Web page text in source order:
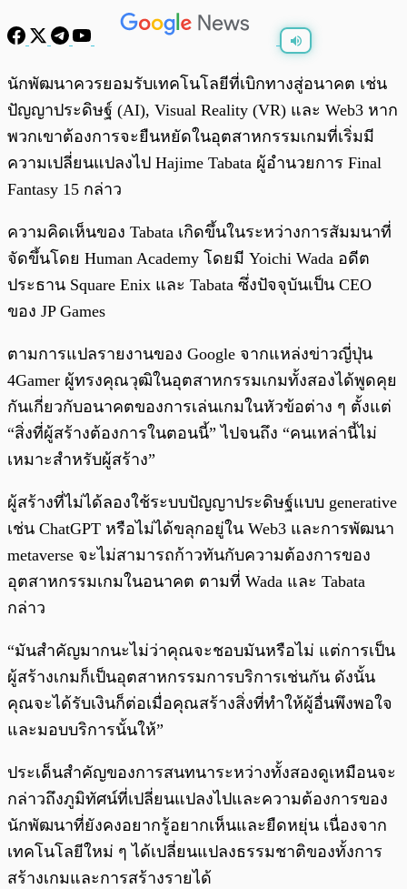
นักพัฒนาควรยอมรับเทคโนโลยีที่เบิกทางสู่อนาคต เช่น
ปัญญาประดิษฐ์ (AI), Visual Reality (VR) และ Web3 หาก
พวกเขาต้องการจะยืนหยัดในอุตสาหกรรมเกมที่เริ่มมี
ความเปลี่ยนแปลงไป Hajime Tabata ผู้อำนวยการ Final
Fantasy 15 กล่าว
ความคิดเห็นของ Tabata เกิดขึ้นในระหว่างการสัมมนาที่
จัดขึ้นโดย Human Academy โดยมี Yoichi Wada อดีต
ประธาน Square Enix และ Tabata ซึ่งปัจจุบันเป็น CEO
ของ JP Games
ตามการแปลรายงานของ Google จากแหล่งข่าวญี่ปุ่น
4Gamer ผู้ทรงคุณวุฒิในอุตสาหกรรมเกมทั้งสองได้พูดคุย
กันเกี่ยวกับอนาคตของการเล่นเกมในหัวข้อต่าง ๆ ตั้งแต่
“สิ่งที่ผู้สร้างต้องการในตอนนี้” ไปจนถึง “คนเหล่านี้ไม่
เหมาะสำหรับผู้สร้าง”
ผู้สร้างที่ไม่ได้ลองใช้ระบบปัญญาประดิษฐ์แบบ generative
เช่น ChatGPT หรือไม่ได้ขลุกอยู่ใน Web3 และการพัฒนา
metaverse จะไม่สามารถก้าวทันกับความต้องการของ
อุตสาหกรรมเกมในอนาคต ตามที่ Wada และ Tabata
กล่าว
“มันสำคัญมากนะไม่ว่าคุณจะชอบมันหรือไม่ แต่การเป็น
ผู้สร้างเกมก็เป็นอุตสาหกรรมการบริการเช่นกัน ดังนั้น
คุณจะได้รับเงินก็ต่อเมื่อคุณสร้างสิ่งที่ทำให้ผู้อื่นพึงพอใจ
และมอบบริการนั้นให้”
ประเด็นสำคัญของการสนทนาระหว่างทั้งสองดูเหมือนจะ
กล่าวถึงภูมิทัศน์ที่เปลี่ยนแปลงไปและความต้องการของ
นักพัฒนาที่ยังคงอยากรู้อยากเห็นและยืดหยุ่น เนื่องจาก
เทคโนโลยีใหม่ ๆ ได้เปลี่ยนแปลงธรรมชาติของทั้งการ
สร้างเกมและการสร้างรายได้